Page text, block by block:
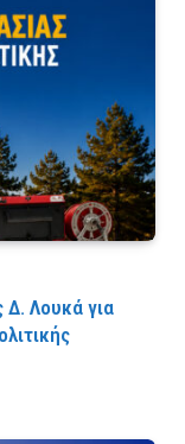
Λουκά για